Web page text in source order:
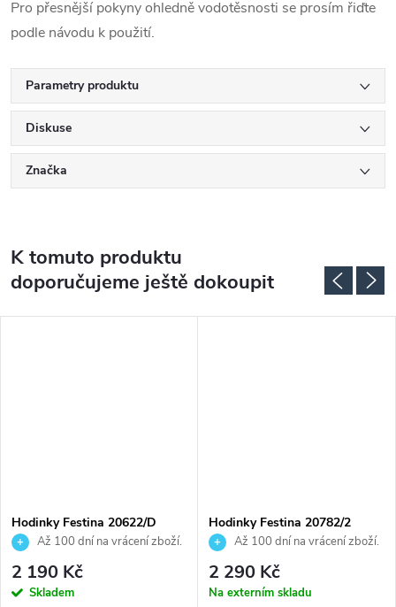
Pro přesnější pokyny ohledně vodotěsnosti se prosím řiďte
podle návodu k použití.
Parametry produktu
Diskuse
Značka
K tomuto produktu
doporučujeme ještě dokoupit
Hodinky Festina 20622/D
Až 100 dní na vrácení zboží.
Autorizovaný prodejce.
2 190 Kč
Skladem
Hodinky Festina 20782/2
Až 100 dní na vrácení zboží.
Autorizovaný prodejce.
2 290 Kč
Na externím skladu